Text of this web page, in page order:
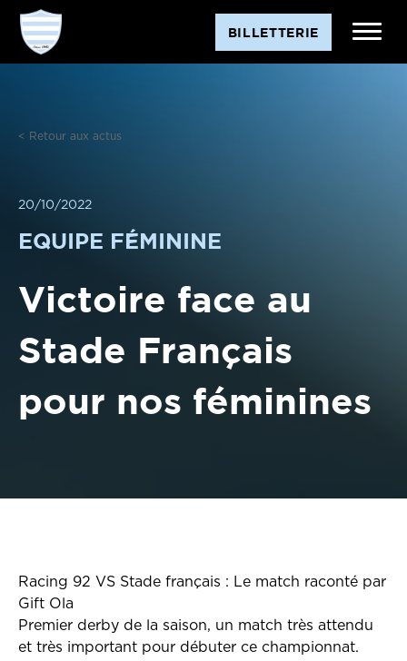
Aller
contenu
BILLETTERIE
< Retour aux actus
20/10/2022
EQUIPE FÉMININE
Victoire face au
Stade Français
pour nos féminines
Racing 92 VS Stade français : Le match raconté par
Gift Ola
Premier derby de la saison, un match très attendu
et très important pour débuter ce championnat.